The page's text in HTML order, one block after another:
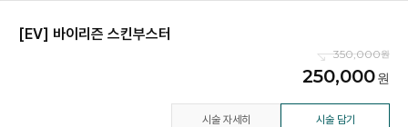
[EV] 바이리즌 스킨부스터
350,000
250,000
시술 자세히 시술 담기